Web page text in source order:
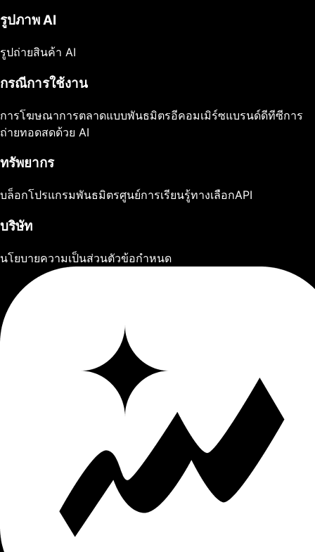
รูปภาพ AI
รูปถ่ายสินค้า AI
กรณีการใช้งาน
การโฆษณาการตลาดแบบพันธมิตรอีคอมเมิร์ซแบรนด์ดีทีซีการ
ถ่ายทอดสดด้วย AI
ทรัพยากร
บล็อกโปรแกรมพันธมิตรศูนย์การเรียนรู้ทางเลือกAPI
บริษัท
นโยบายความเป็นส่วนตัวข้อกำหนด